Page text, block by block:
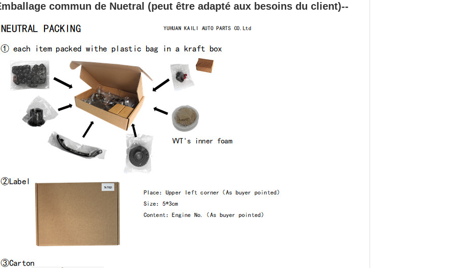
commun de Nuetral (peut être adapté aux besoins du client)--